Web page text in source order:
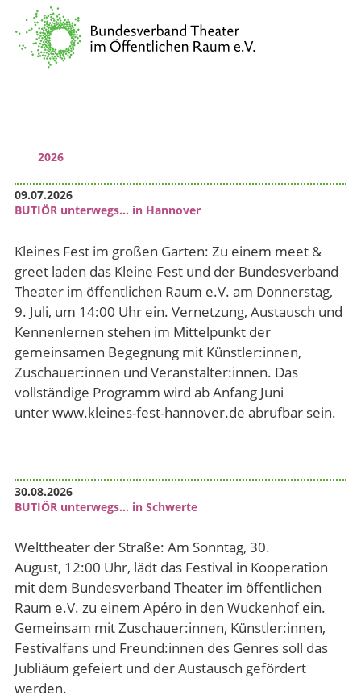
Verband
Vernetzung & Kommunikation
2026
09.07.2026
BUTIÖR unterwegs… in Hannover
Kleines Fest im großen Garten: Zu einem meet &
greet laden das Kleine Fest und der Bundesverband
Theater im öffentlichen Raum e.V. am Donnerstag,
9. Juli, um 14:00 Uhr ein. Vernetzung, Austausch und
Kennenlernen stehen im Mittelpunkt der
gemeinsamen Begegnung mit Künstler:innen,
Zuschauer:innen und Veranstalter:innen. Das
vollständige Programm wird ab Anfang Juni
unter www.kleines-fest-hannover.de abrufbar sein.
30.08.2026
BUTIÖR unterwegs… in Schwerte
Welttheater der Straße: Am Sonntag, 30.
August, 12:00 Uhr, lädt das Festival in Kooperation
mit dem Bundesverband Theater im öffentlichen
Raum e.V. zu einem Apéro in den Wuckenhof ein.
Gemeinsam mit Zuschauer:innen, Künstler:innen,
Festivalfans und Freund:innen des Genres soll das
Jubliäum gefeiert und der Austausch gefördert
werden.